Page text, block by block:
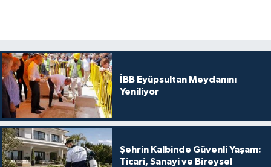
İBB Eyüpsultan Meydanını
Yeniliyor
Şehrin Kalbinde Güvenli Yaşam:
Ticari, Sanayi ve Bireysel